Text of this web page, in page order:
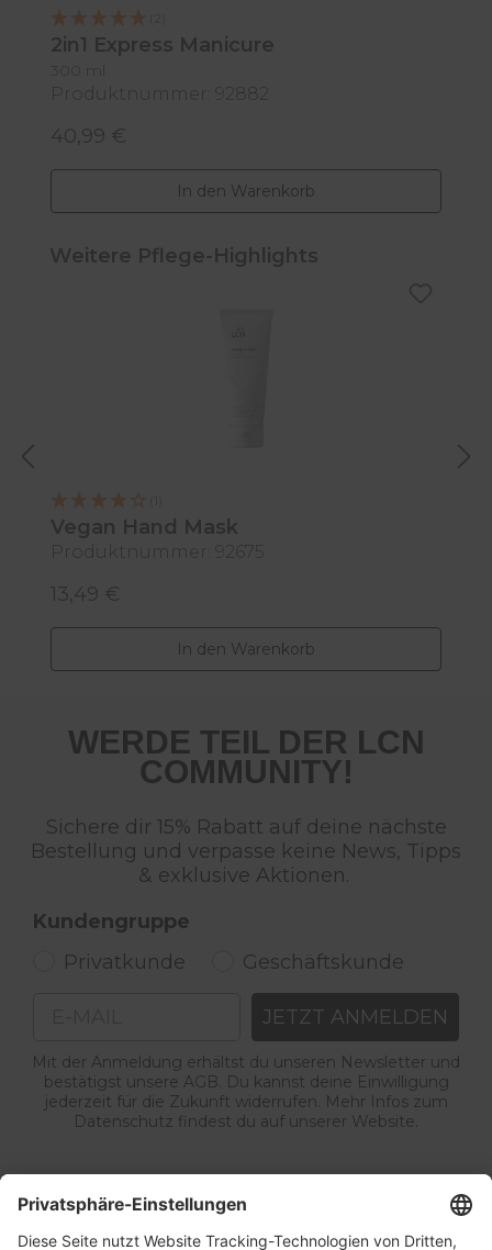
2in1 Express Manicure
300 ml
Produktnummer: 92882
Regulärer Preis:
40,99 €
In den Warenkorb
Produktgalerie überspringen
Weitere Pflege-Highlights
Vegan Hand Mask
Produktnummer: 92675
Regulärer Preis:
13,49 €
In den Warenkorb
WERDE TEIL DER LCN
COMMUNITY!
Sichere dir 15% Rabatt auf deine nächste
Bestellung und verpasse keine News, Tipps
& exklusive Aktionen.
Kundengruppe
Privatkunde
Geschäftskunde
JETZT ANMELDEN
Mit der Anmeldung erhältst du unseren Newsletter und
bestätigst unsere AGB. Du kannst deine Einwilligung
jederzeit für die Zukunft widerrufen. Mehr Infos zum
Datenschutz findest du auf unserer Website.